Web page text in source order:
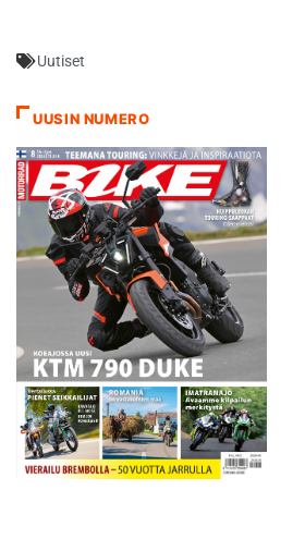
Haluamme, että saamme
käyttöömme ja samalla
turvaamme kisan
jatkuvuuden, Kärhän lenkin
kilpailunjohtaja Jouko
Poutala kertoo. Eteläisessä…
Uutiset
UUSIN NUMERO